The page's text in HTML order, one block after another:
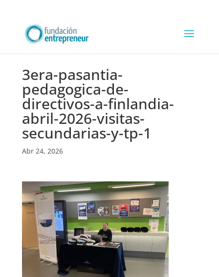
3era-pasantia-
pedagogica-de-
directivos-a-finlandia-
abril-2026-visitas-
secundarias-y-tp-1
Abr 24, 2026